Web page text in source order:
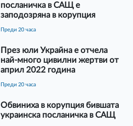
посланичка в САЩ е
заподозряна в корупция
преди 20 часа
През юли Украйна е отчела
най-много цивилни жертви от
април 2022 година
преди 20 часа
Обвиниха в корупция бившата
украинска посланичка в САЩ